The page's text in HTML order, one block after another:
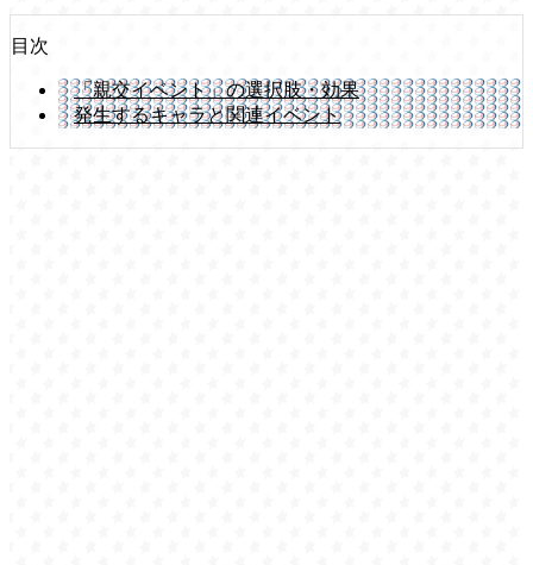
目次
「親交イベント」の選択肢・効果
発生するキャラと関連イベント